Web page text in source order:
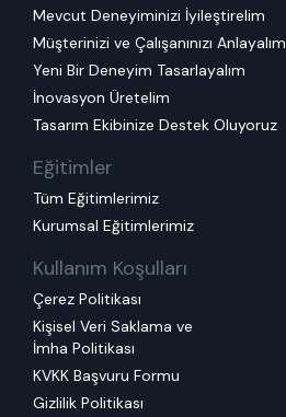
Mevcut Deneyiminizi İyileştirelim
Müşterinizi ve Çalışanınızı Anlayalım
Yeni Bir Deneyim Tasarlayalım
İnovasyon Üretelim
Tasarım Ekibinize Destek Oluyoruz
Eğitimler
Tüm Eğitimlerimiz
Kurumsal Eğitimlerimiz
Kullanım Koşulları
Çerez Politikası
Kişisel Veri Saklama ve
İmha Politikası
KVKK Başvuru Formu
Gizlilik Politikası